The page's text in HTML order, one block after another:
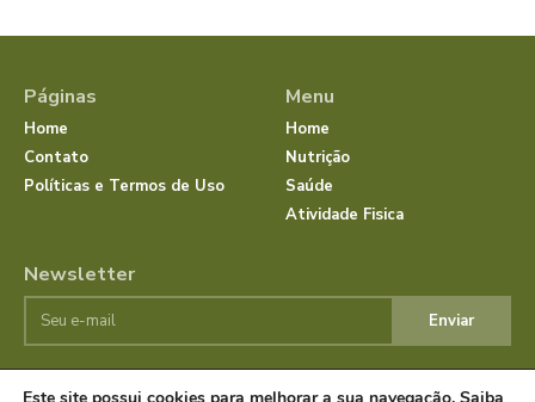
Páginas
Home
Contato
Políticas e Termos de Uso
Menu
Home
Nutrição
Saúde
Atividade Fisica
Newsletter
Enviar